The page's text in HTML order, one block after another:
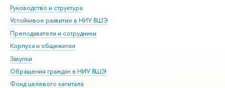
Руководство и структура
Устойчивое развитие в НИУ ВШЭ
Преподаватели и сотрудники
Корпуса и общежития
Закупки
Обращения граждан в НИУ ВШЭ
Фонд целевого капитала